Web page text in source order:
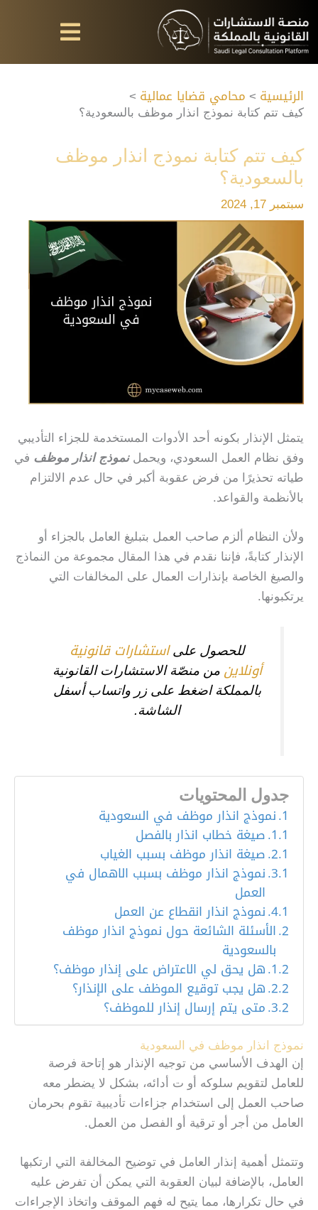
إلى
المحتوى
الرئيسية محامي قضايا عمالية
كيف تتم كتابة نموذج انذار موظف بالسعودية؟
كيف تتم كتابة نموذج انذار موظف
بالسعودية؟
سبتمبر 17, 2024
يتمثل الإنذار بكونه أحد الأدوات المستخدمة للجزاء التأديبي
وفق نظام العمل السعودي، ويحملنموذج انذار موظف في
طياته تحذيرًا من فرض عقوبة أكبر في حال عدم الالتزام
بالأنظمة والقواعد.
ولأن النظام ألزم صاحب العمل بتبليغ العامل بالجزاء أو
الإنذار كتابةً، فإننا نقدم في هذا المقال مجموعة من النماذج
والصيغ الخاصة بإنذارات العمال على المخالفات التي
يرتكبونها.
للحصول علىاستشارات قانونية
أونلاين من منصّة الاستشارات القانونية
بالمملكة اضغط على زر واتساب أسفل
الشاشة.
جدول المحتويات
نموذج انذار موظف في السعودية
صيغة خطاب انذار بالفصل
صيغة انذار موظف بسبب الغياب
نموذج انذار موظف بسبب الاهمال في
العمل
نموذج انذار انقطاع عن العمل
الأسئلة الشائعة حول نموذج انذار موظف
بالسعودية
هل يحق لي الاعتراض على إنذار موظف؟
هل يجب توقيع الموظف على الإنذار؟
متى يتم إرسال إنذار للموظف؟
نموذج انذار موظف في السعودية
إن الهدف الأساسي من توجيه الإنذار هو إتاحة فرصة
للعامل لتقويم سلوكه أو ت أدائه، بشكل لا يضطر معه
صاحب العمل إلى استخدام جزاءات تأديبية تقوم بحرمان
العامل من أجر أو ترقية أو الفصل من العمل.
وتتمثل أهمية إنذار العامل في توضيح المخالفة التي ارتكبها
العامل، بالإضافة لبيان العقوبة التي يمكن أن تفرض عليه
في حال تكرارها، مما يتيح له فهم الموقف واتخاذ الإجراءات